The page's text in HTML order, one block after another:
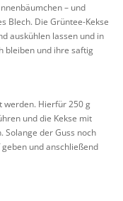
– und
Blech. Die Grüntee-Kekse
auskühlen lassen und in
bleiben und ihre saftig
werden. Hierfür 250 g
und die Kekse mit
Solange der Guss noch
und anschließend